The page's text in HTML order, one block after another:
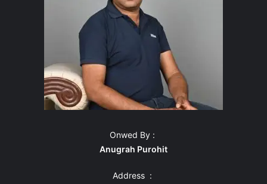
Onwed By :
Anugrah Purohit
Address :